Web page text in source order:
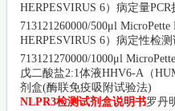
HERPESVIRUS 6）病定量
713121260000/500μl
HERPESVIRUS 6）病定性检
713121270000/1000μl
戊二酸盐2:1体液HHV6-A（
剂盒(酶联免疫吸附试验法)
NLPR3检测试剂盒说明书罗丹